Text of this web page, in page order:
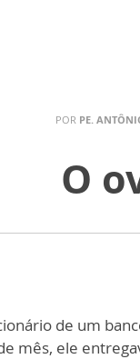
POR PE.
O
de um
mês, ele